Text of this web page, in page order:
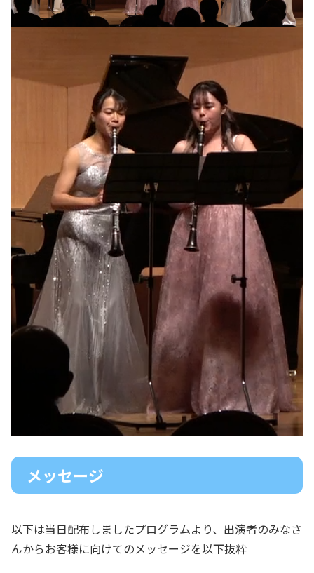
メッセージ
以下は当日配布しましたプログラムより、出演者のみなさ
んからお客様に向けてのメッセージを以下抜粋